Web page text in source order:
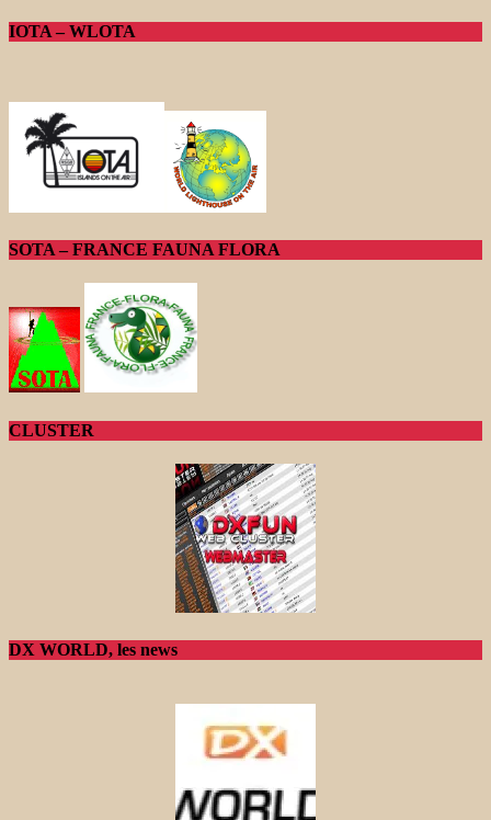
IOTA – WLOTA
SOTA – FRANCE FAUNA FLORA
CLUSTER
DX WORLD, les news